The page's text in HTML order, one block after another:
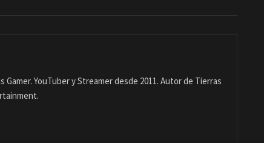
YouTuber y Streamer desde 2011. Autor de Tierras